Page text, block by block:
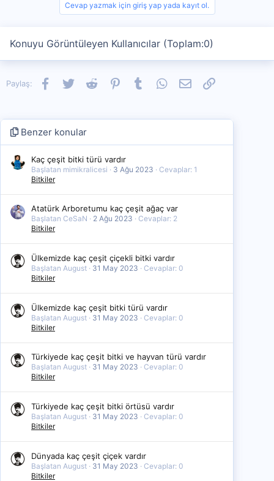
Cevap yazmak için giriş yap yada kayıt ol.
Konuyu Görüntüleyen Kullanıcılar (Toplam:0)
Paylaş: Facebook
TwitterReddit PinterestTumblrWhatsApp
E-postaLink
Benzer konular
Kaç çeşit bitki türü vardır
Başlatan mimikralicesi 3 Ağu 2023
Cevaplar: 1
Bitkiler
Atatürk Arboretumu kaç çeşit ağaç var
Başlatan CeSaN 2 Ağu 2023
Cevaplar: 2
Bitkiler
Ülkemizde kaç çeşit çiçekli bitki vardır
Başlatan August 31 May 2023
Cevaplar: 0
Bitkiler
Ülkemizde kaç çeşit bitki türü vardır
Başlatan August 31 May 2023
Cevaplar: 0
Bitkiler
Türkiyede kaç çeşit bitki ve hayvan türü vardır
Başlatan August 31 May 2023
Cevaplar: 0
Bitkiler
Türkiyede kaç çeşit bitki örtüsü vardır
Başlatan August 31 May 2023
Cevaplar: 0
Bitkiler
Dünyada kaç çeşit çiçek vardır
Başlatan August 31 May 2023
Cevaplar: 0
Bitkiler